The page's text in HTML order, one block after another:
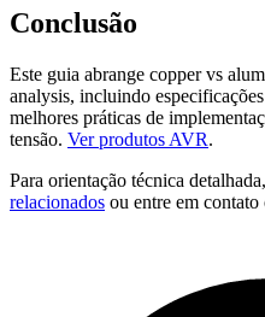
Conclusão
Este guia abrange copper vs
analysis, incluindo
melhores práticas de
tensão. Ver produtos AVR.
Para orientação técnica
relacionados ou entre em contato